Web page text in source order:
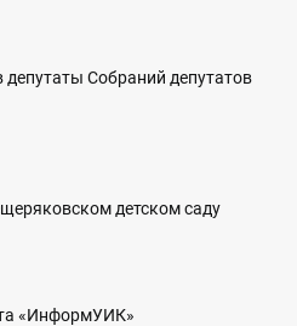
Собраний депутатов
детском саду
«ИнформУИК»